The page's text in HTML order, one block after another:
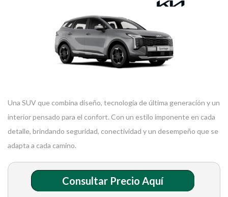
Una SUV que combina diseño, tecnología de última generación y un
interior pensado para el confort. Con un estilo imponente en cada
detalle, brindando seguridad, conectividad y un desempeño que se
adapta a cada camino.
Consultar Precio Aquí